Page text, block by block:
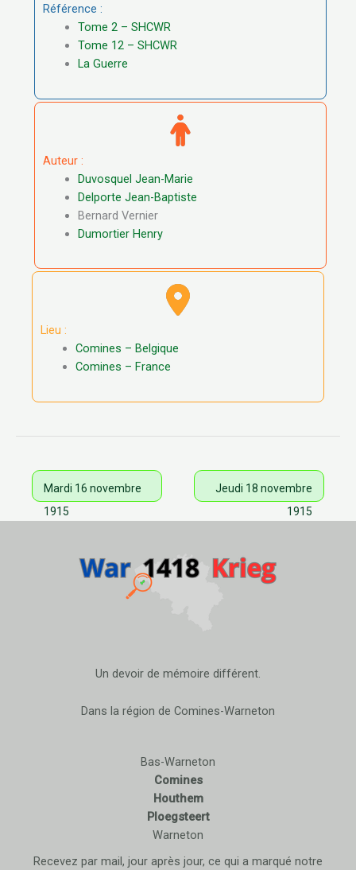
Référence :
Tome 2 – SHCWR
Tome 12 – SHCWR
La Guerre
Auteur :
Duvosquel Jean-Marie
Delporte Jean-Baptiste
Bernard Vernier
Dumortier Henry
Lieu :
Comines – Belgique
Comines – France
Mardi 16 novembre
1915
Jeudi 18 novembre
1915
Un devoir de mémoire différent.
Dans la région de Comines-Warneton
Bas-Warneton
Comines
Houthem
Ploegsteert
Warneton
Recevez par mail, jour après jour, ce qui a marqué notre